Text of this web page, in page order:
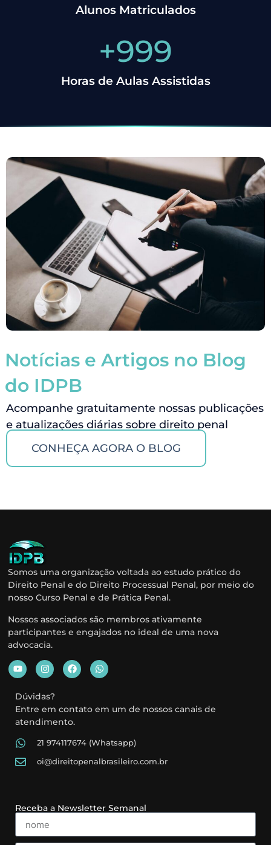
Alunos Matriculados
Horas de Aulas Assistidas
+1,000
Notícias e Artigos no Blog
do IDPB
Acompanhe gratuitamente nossas publicações
e atualizações diárias sobre direito penal
CONHEÇA AGORA O BLOG
Somos uma organização voltada ao estudo prático do
Direito Penal e do Direito Processual Penal, por meio do
nosso Curso Penal e de Prática Penal.
Nossos associados são membros ativamente
participantes e engajados no ideal de uma nova
advocacia.
Dúvidas?
Entre em contato em um de nossos canais de
atendimento.
21 974117674 (Whatsapp)
oi@direitopenalbrasileiro.com.br
Receba a Newsletter Semanal